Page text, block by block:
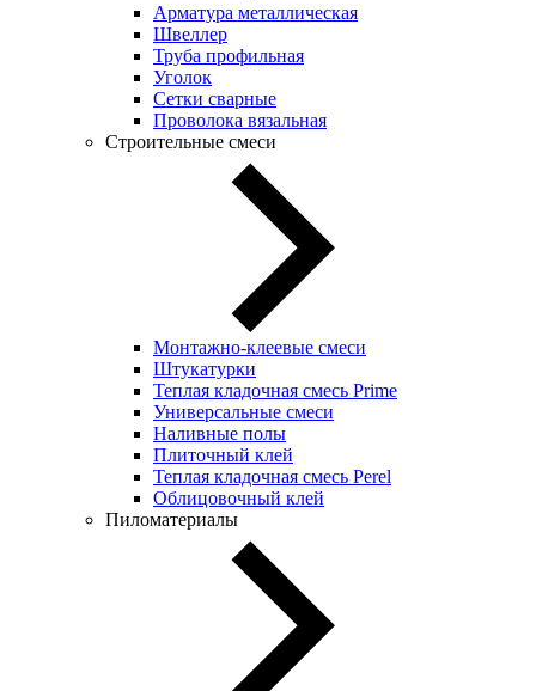
Арматура металлическая
Швеллер
Труба профильная
Уголок
Сетки сварные
Проволока вязальная
Строительные смеси
Монтажно-клеевые смеси
Штукатурки
Теплая кладочная смесь Prime
Универсальные смеси
Наливные полы
Плиточный клей
Теплая кладочная смесь Perel
Облицовочный клей
Пиломатериалы